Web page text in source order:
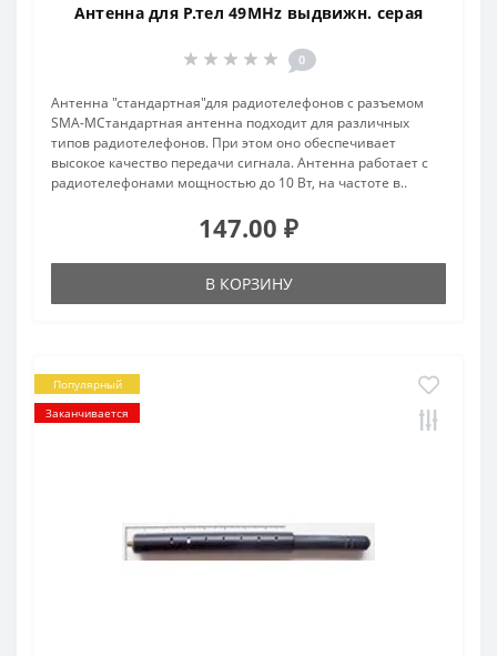
Антенна для Р.тел 49MHz выдвижн. серая
0
Антенна "стандартная"для радиотелефонов с разъемом
SMA-MСтандартная антенна подходит для различных
типов радиотелефонов. При этом оно обеспечивает
высокое качество передачи сигнала. Антенна работает с
радиотелефонами мощностью до 10 Вт, на частоте в..
147.00 ₽
В КОРЗИНУ
Популярный
Заканчивается